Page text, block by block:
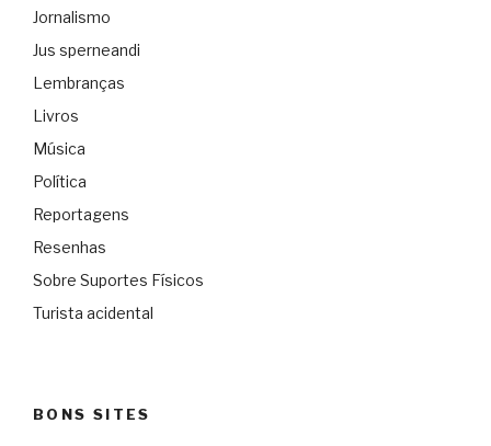
Jornalismo
Jus sperneandi
Lembranças
Livros
Música
Política
Reportagens
Resenhas
Sobre Suportes Físicos
Turista acidental
BONS SITES